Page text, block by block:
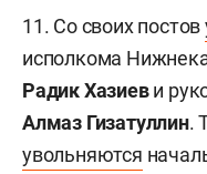
11. Со своих постов
исполкома
Радик Хазиеви
Алмаз Гизатуллин.
увольняются